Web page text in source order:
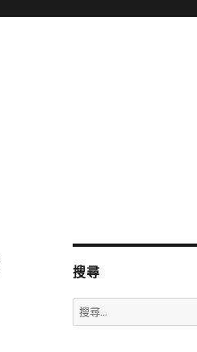
搜尋
搜
尋